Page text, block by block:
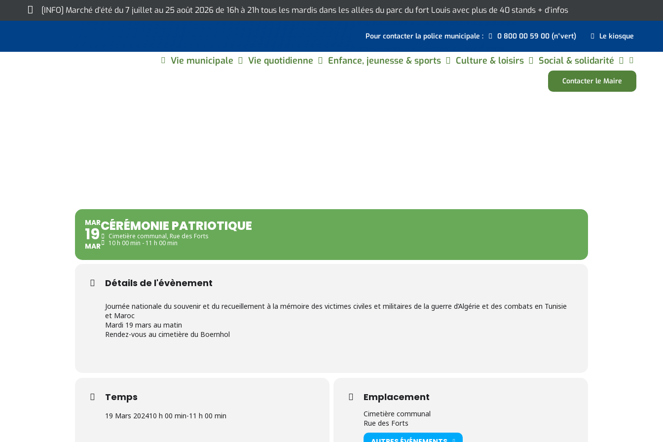
to
[INFO] Marché d’été du 7 juillet au 25 août 2026 de 16h à 21h tous les mardis dans les allées du parc du fort Louis avec plus de 40 stands + d’infos
Pour contacter la police municipale : 0 800 00 59 00 (n°vert) Le kiosque
Vie municipale Vie quotidienne Enfance, jeunesse & sports Culture & loisirs Social & solidarité
Contacter le Maire
MAR
19
MAR
CÉRÉMONIE PATRIOTIQUE
Cimetière communal, Rue des Forts
10 h 00 min - 11 h 00 min
Détails de l'évènement
Journée nationale du souvenir et du recueillement à la mémoire des victimes civiles et militaires de la guerre d’Algérie et des combats en Tunisie
et Maroc
Mardi 19 mars au matin
Rendez-vous au cimetière du Boernhol
Temps
19 Mars 202410 h 00 min-11 h 00 min
Emplacement
Cimetière communal
Rue des Forts